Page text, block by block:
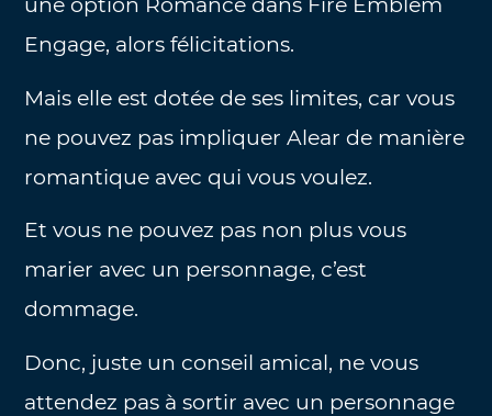
Engage, alors félicitations.
Mais elle est dotée de ses limites, car vous
ne pouvez pas impliquer Alear de manière
romantique avec qui vous voulez.
Et vous ne pouvez pas non plus vous
marier avec un personnage, c’est
dommage.
Donc, juste un conseil amical, ne vous
attendez pas à sortir avec un personnage